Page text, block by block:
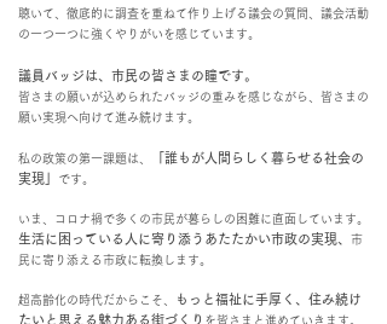
聴いて、徹底的に調査を重ねて作り上げる議会の質問、議会活動
の一つ一つに強くやりがいを感じています。
議員バッジは、市民の皆さまの瞳です。
皆さまの願いが込められたバッジの重みを感じながら、皆さまの
願い実現へ向けて進み続けます。
私の政策の第一課題は、
「誰もが人間らしく暮らせる社会の
実現」
です。
いま、コロナ禍で多くの市民が暮らしの困難に直面しています。
生活に困っている人に寄り添うあたたかい市政の実現、 市
民に寄り添える市政に転換します。
超高齢化の時代だからこそ、 もっと福祉に手厚く、 住み続け
たいと思える魅力ある街づくり を皆さまと進めていきます。